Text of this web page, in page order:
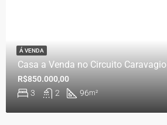
Casa a Venda no Circuito Caravagio
3 2 96m²
R$850.000,00
Á VENDA